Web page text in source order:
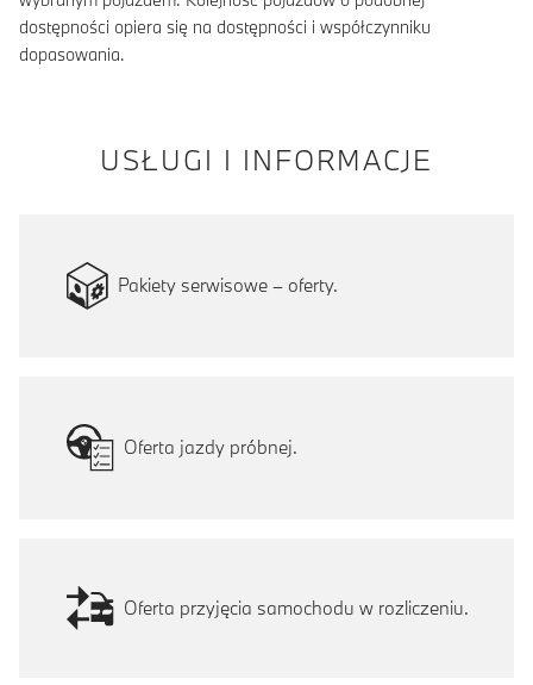
dostępności opiera się na dostępności i współczynniku
dopasowania.
USŁUGI I INFORMACJE
Pakiety serwisowe – oferty.
Oferta jazdy próbnej.
Oferta przyjęcia samochodu w rozliczeniu.